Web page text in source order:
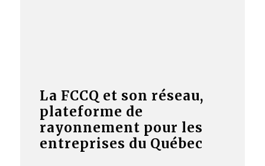
La FCCQ et son réseau,
plateforme de
rayonnement pour les
entreprises du Québec